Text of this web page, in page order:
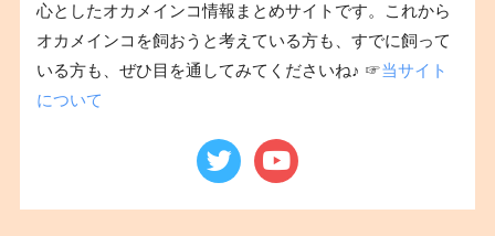
心としたオカメインコ情報まとめサイトです。これから
オカメインコを飼おうと考えている方も、すでに飼って
いる方も、ぜひ目を通してみてくださいね♪ ☞当サイト
について